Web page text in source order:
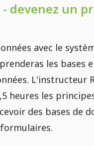
devenez un
avec le
les bases
L'instructeur
heures les
des bases de